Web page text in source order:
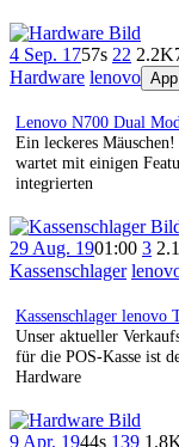
4 Sep. 1757s 22 2.2K
Hardware lenovo
Lenovo N700 Dual
Ein leckeres
wartet mit einigen
integrierten
29 Aug. 1901:00 3
Kassenschlager
Kassenschlager
Unser aktueller
für die POS-Kasse ist
Hardware
9 Apr. 1944s 139